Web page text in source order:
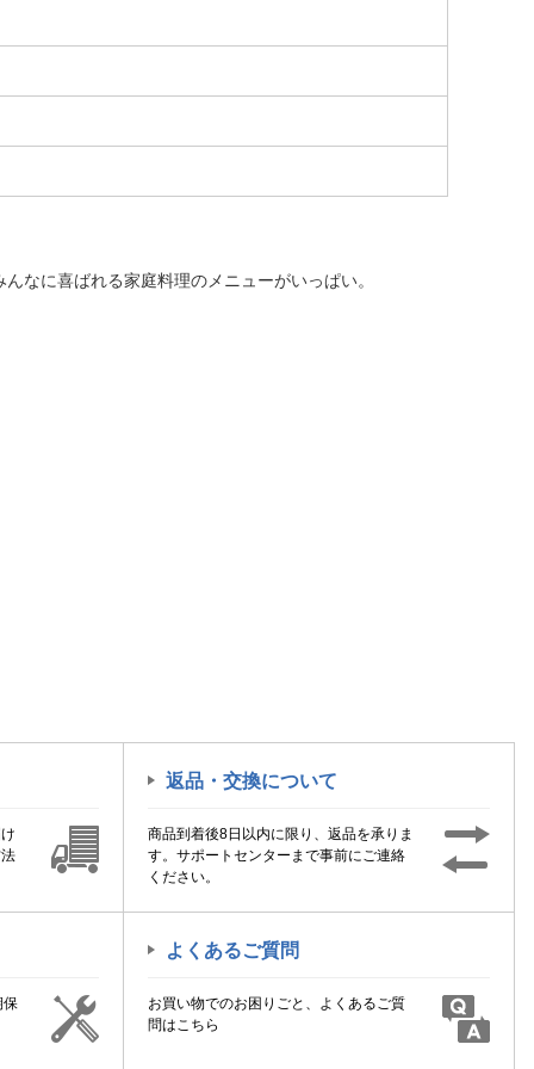
なに喜ばれる家庭料理のメニューがいっぱい。
返品・交換について
商品到着後8日以内に限り、返品を承りま
す。サポートセンターまで事前にご連絡
ください。
保
よくあるご質問
お買い物でのお困りごと、よくあるご質
問はこちら